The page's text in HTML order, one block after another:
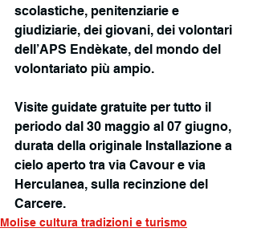
scolastiche, penitenziarie e
giudiziarie, dei giovani, dei volontari
dell’APS Endèkate, del mondo del
volontariato più ampio.
Visite guidate gratuite per tutto il
periodo dal 30 maggio al 07 giugno,
durata della originale Installazione a
cielo aperto tra via Cavour e via
Herculanea, sulla recinzione del
Carcere.
Molise cultura tradizioni e turismo